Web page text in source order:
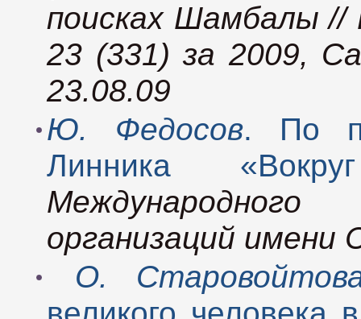
поисках Шамбалы
23 (331) за 2009,
23.08.09
Ю. Федосов. По
Линника
организаций имени
О.